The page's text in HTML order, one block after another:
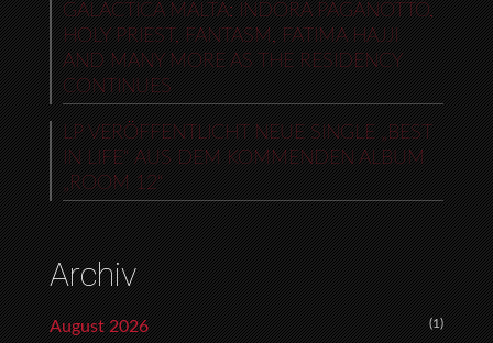
GALACTICA MALTA: INDORA PAGANOTTO,
HOLY PRIEST, FANTASM, FATIMA HAJJI
AND MANY MORE AS THE RESIDENCY
CONTINUES
LP VERÖFFENTLICHT NEUE SINGLE „BEST
IN LIFE“ AUS DEM KOMMENDEN ALBUM
„ROOM 12“
Archiv
August 2026 (1)